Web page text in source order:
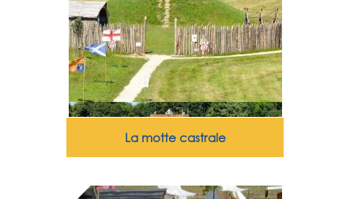
La motte castrale